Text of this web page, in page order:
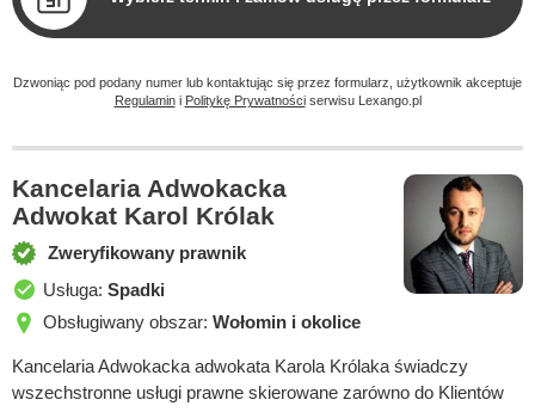
Dzwoniąc pod podany numer lub kontaktując się przez formularz, użytkownik akceptuje
Regulamini Politykę Prywatnościserwisu Lexango.pl
Kancelaria Adwokacka
Adwokat Karol Królak
Zweryfikowany prawnik
Usługa: Spadki
Obsługiwany obszar: Wołomin i okolice
Kancelaria Adwokacka adwokata Karola Królaka świadczy
wszechstronne usługi prawne skierowane zarówno do Klientów